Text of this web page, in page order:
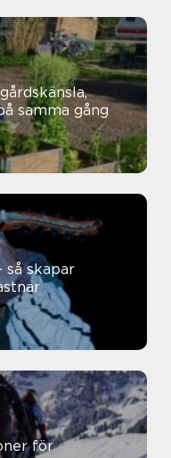
samma gång
så skapar
för